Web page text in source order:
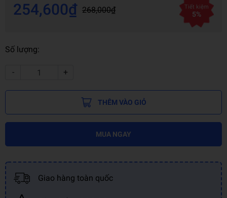
254,600₫ 268,000₫ Tiết kiệm
5%
Số lượng:
- +
THÊM VÀO GIỎ
MUA NGAY
Giao hàng toàn quốc